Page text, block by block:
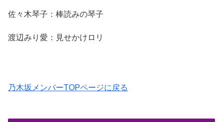
佐々木琴子：棒読みの琴子
渡辺みり愛：見せかけロリ
乃木坂メンバーTOPページに戻る